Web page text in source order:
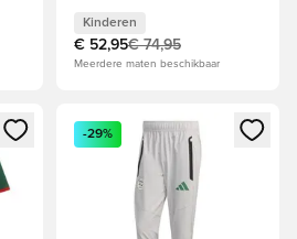
Kinderen
€ 52,95€ 74,95
Meerdere maten beschikbaar
in te loggen of je aan te melden als
Opent een venster om in te
-29%